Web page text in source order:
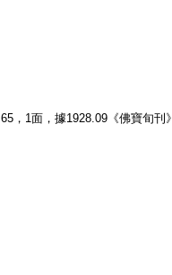
，1面，據1928.09《佛寶旬刊》